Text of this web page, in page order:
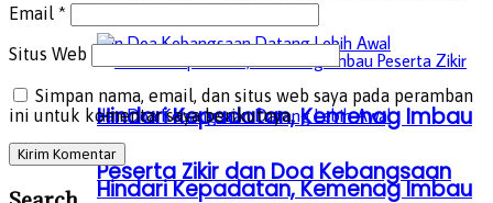
Hindari Kepadatan, Kemenag Imbau
Peserta Zikir dan Doa Kebangsaan
Hindari Kepadatan, Kemenag Imbau
Email *
Situs Web
Simpan nama, email, dan situs web saya pada peramban
ini untuk komentar saya berikutnya.